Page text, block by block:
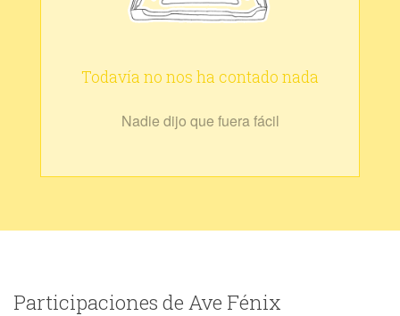
Todavía no nos ha contado nada
Nadie dijo que fuera fácil
Participaciones de Ave Fénix